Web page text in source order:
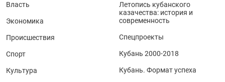
Власть
Экономика
Происшествия
Спорт
Культура
Летопись кубанского
казачества: история и
современность
Спецпроекты
Кубань 2000-2018
Кубань. Формат успеха